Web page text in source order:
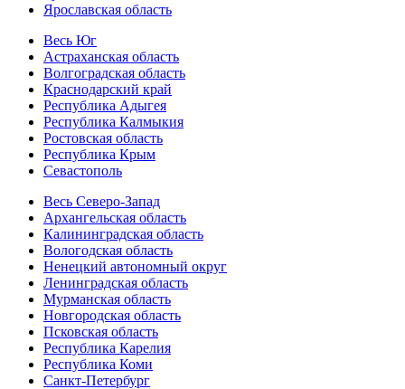
Ярославская область
Весь Юг
Астраханская область
Волгоградская область
Краснодарский край
Республика Адыгея
Республика Калмыкия
Ростовская область
Республика Крым
Севастополь
Весь Северо-Запад
Архангельская область
Калининградская область
Вологодская область
Ненецкий автономный округ
Ленинградская область
Мурманская область
Новгородская область
Псковская область
Республика Карелия
Республика Коми
Санкт-Петербург